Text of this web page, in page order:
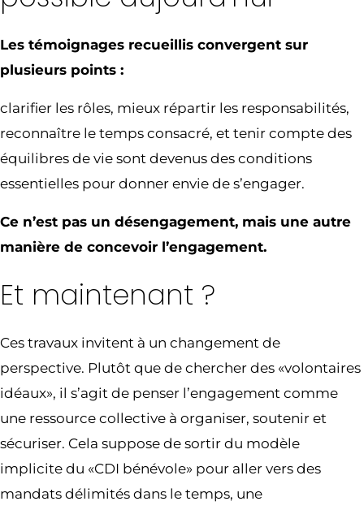
Les témoignages recueillis convergent sur
plusieurs points :
clarifier les rôles, mieux répartir les responsabilités,
reconnaître le temps consacré, et tenir compte des
équilibres de vie sont devenus des conditions
essentielles pour donner envie de s’engager.
Ce n’est pas un désengagement, mais une autre
manière de concevoir l’engagement.
Et maintenant ?
Ces travaux invitent à un changement de
perspective. Plutôt que de chercher des «volontaires
idéaux», il s’agit de penser l’engagement comme
une ressource collective à organiser, soutenir et
sécuriser. Cela suppose de sortir du modèle
implicite du «CDI bénévole» pour aller vers des
mandats délimités dans le temps, une